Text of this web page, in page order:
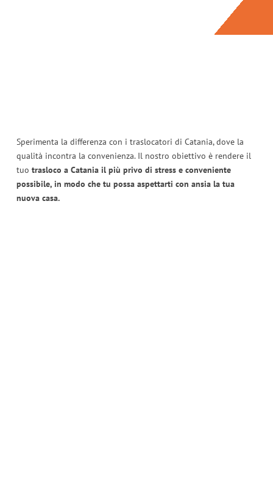
Sperimenta la differenza con i traslocatori di Catania, dove la
qualità incontra la convenienza. Il nostro obiettivo è rendere il
tuo trasloco a Catania il più privo di stress e conveniente
possibile, in modo che tu possa aspettarti con ansia la tua
nuova casa.